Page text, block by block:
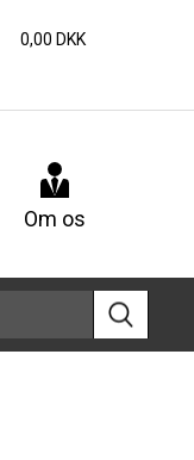
0,00 DKK
Om os